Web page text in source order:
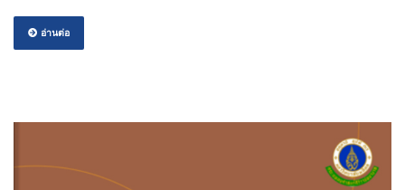
อ่านต่อ